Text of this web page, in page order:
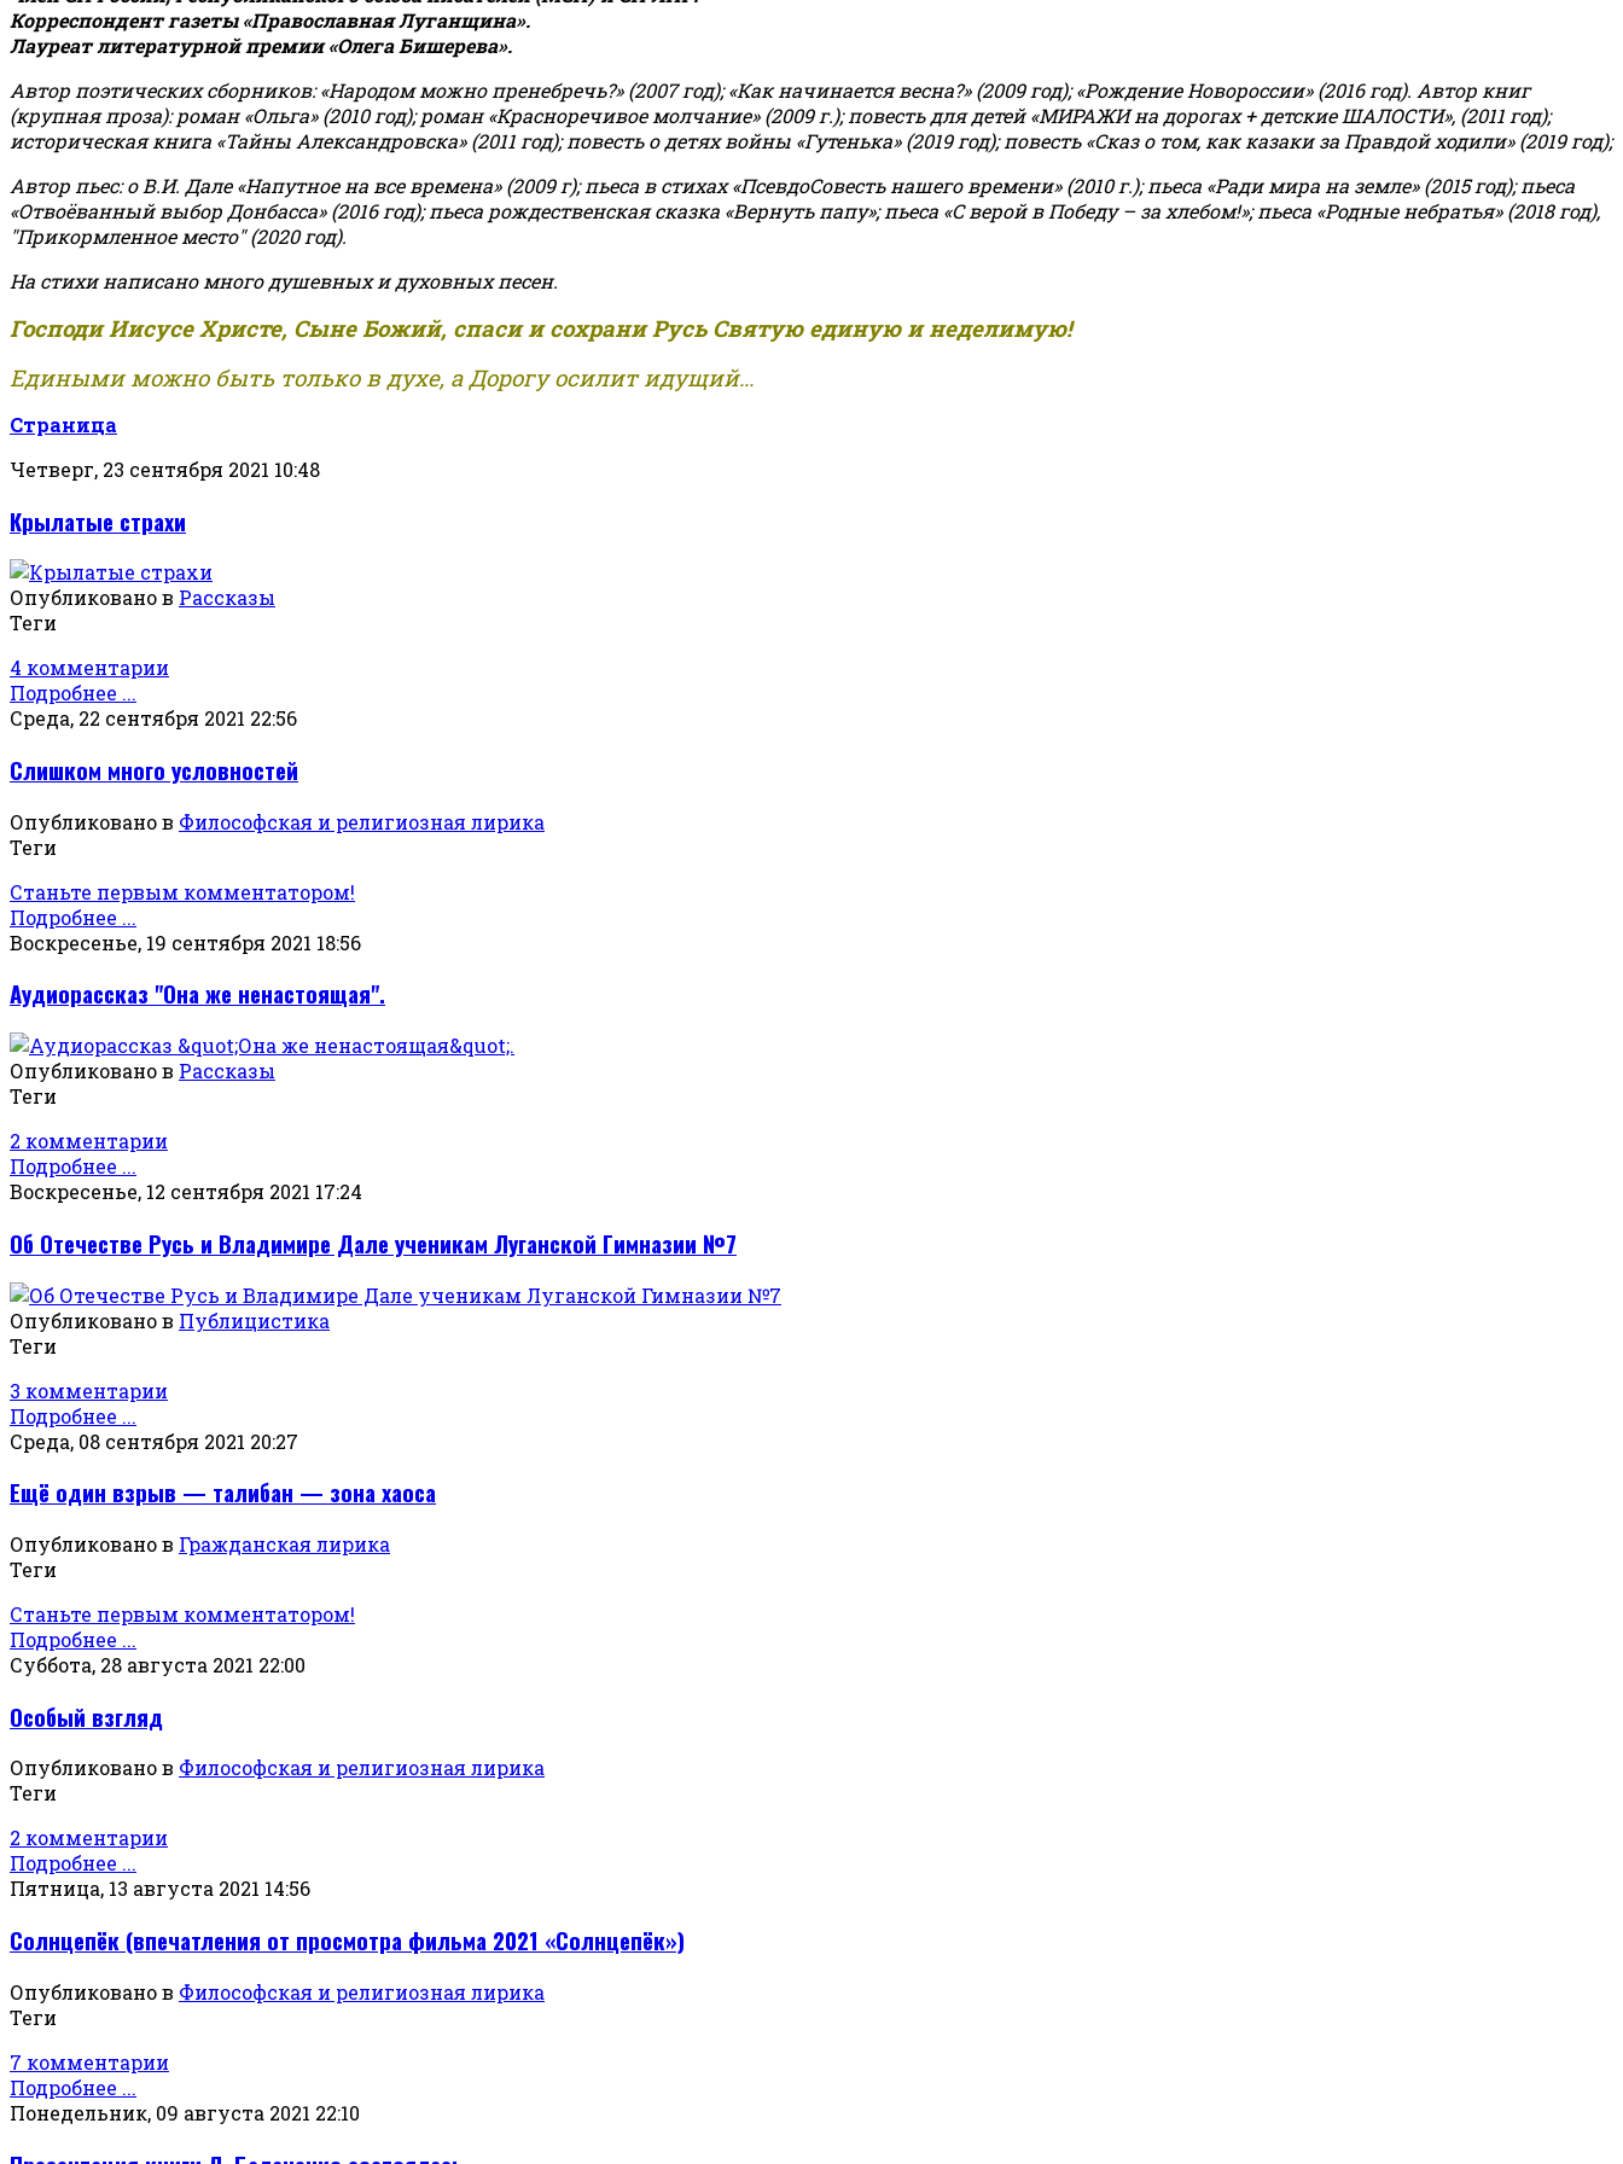
Корреспондент газеты «Православная Луганщина».
Лауреат литературной премии «Олега Бишерева».
Автор поэтических сборников: «Народом можно пренебречь?» (2007 год); «Как начинается весна?» (2009 год); «Рождение Новороссии» (2016 год). Автор книг
(крупная проза): роман «Ольга» (2010 год); роман «Красноречивое молчание» (2009 г.); повесть для детей «МИРАЖИ на дорогах + детские ШАЛОСТИ», (2011 год);
историческая книга «Тайны Александровска» (2011 год); повесть о детях войны «Гутенька» (2019 год); повесть «Сказ о том, как казаки за Правдой ходили» (2019 год);
Автор пьес: о В.И. Дале «Напутное на все времена» (2009 г); пьеса в стихах «ПсевдоСовесть нашего времени» (2010 г.); пьеса «Ради мира на земле» (2015 год); пьеса
«Отвоёванный выбор Донбасса» (2016 год); пьеса рождественская сказка «Вернуть папу»; пьеса «С верой в Победу – за хлебом!»;пьеса «Родные небратья» (2018 год),
"Прикормленное место" (2020 год).
На стихи написано много душевных и духовных песен.
Господи Иисусе Христе, Сыне Божий, спаси и сохрани Русь Святую единую и неделимую!
Едиными можно быть только в духе, а Дорогу осилит идущий...
Страница
Четверг, 23 сентября 2021 10:48
Крылатые страхи
Опубликовано в Рассказы
Теги
4 комментарии
Подробнее ...
Среда, 22 сентября 2021 22:56
Слишком много условностей
Опубликовано в Философская и религиозная лирика
Теги
Станьте первым комментатором!
Подробнее ...
Воскресенье, 19 сентября 2021 18:56
Аудиорассказ "Она же ненастоящая".
Опубликовано в Рассказы
Теги
2 комментарии
Подробнее ...
Воскресенье, 12 сентября 2021 17:24
Об Отечестве Русь и Владимире Дале ученикам Луганской Гимназии №7
Опубликовано в Публицистика
Теги
3 комментарии
Подробнее ...
Среда, 08 сентября 2021 20:27
Ещё один взрыв — талибан — зона хаоса
Опубликовано в Гражданская лирика
Теги
Станьте первым комментатором!
Подробнее ...
Суббота, 28 августа 2021 22:00
Особый взгляд
Опубликовано в Философская и религиозная лирика
Теги
2 комментарии
Подробнее ...
Пятница, 13 августа 2021 14:56
Солнцепёк (впечатления от просмотра фильма 2021 «Солнцепёк»)
Опубликовано в Философская и религиозная лирика
Теги
7 комментарии
Подробнее ...
Понедельник, 09 августа 2021 22:10